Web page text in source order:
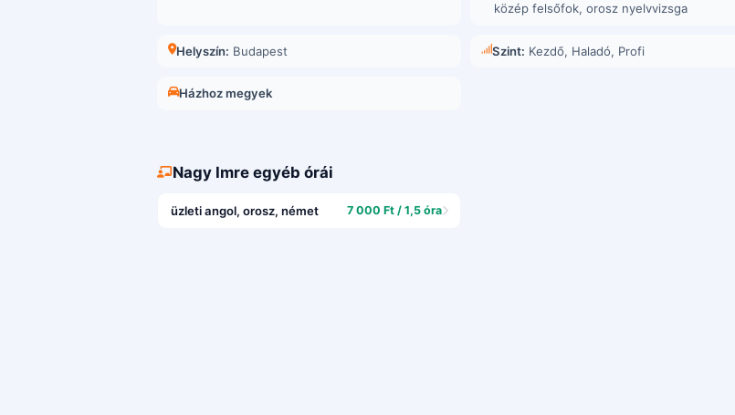
közép felsőfok, orosz nyelvvizsga
Helyszín: Budapest Szint: Kezdő, Haladó, Profi
Házhoz megyek
Nagy Imre egyéb órái
üzleti angol, orosz, német 7 000 Ft / 1,5 óra